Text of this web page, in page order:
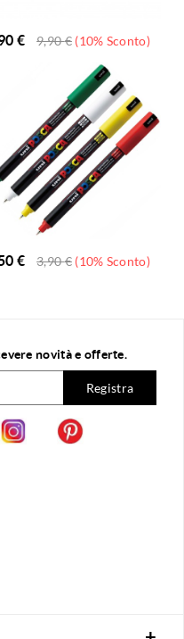
€ 9,90€ (10% Sconto)
€ 3,90€ (10% Sconto)
novità e offerte.
Registra